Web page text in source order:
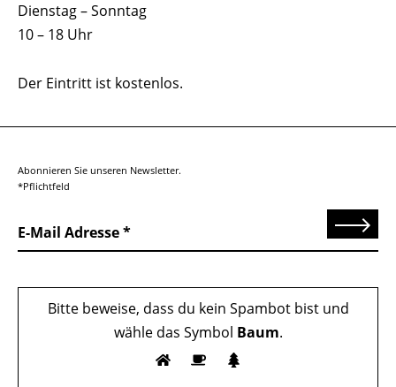
Dienstag – Sonntag
10 – 18 Uhr
Der Eintritt ist kostenlos.
Abonnieren Sie unseren Newsletter.
*Pflichtfeld
E-Mail Adresse Senden
Bitte beweise, dass du kein Spambot bist und
wähle das Symbol Baum.